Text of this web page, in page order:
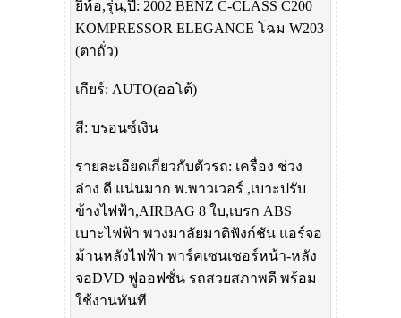
ยี่ห้อ,รุ่น,ปี: 2002 BENZ C-CLASS C200
KOMPRESSOR ELEGANCE โฉม W203
(ตาถั่ว)
เกียร์: AUTO(ออโต้)
สี: บรอนซ์เงิน
รายละเอียดเกี่ยวกับตัวรถ: เครื่อง ช่วง
ล่าง ดี แน่นมาก พ.พาวเวอร์ ,เบาะปรับ
ข้างไฟฟ้า,AIRBAG 8 ใบ,เบรก ABS
เบาะไฟฟ้า พวงมาลัยมาติฟังก์ชัน แอร์จอ
ม้านหลังไฟฟ้า พาร์คเซนเซอร์หน้า-หลัง
จอDVD ฟูออฟชั่น รถสวยสภาพดี พร้อม
ใช้งานทันที